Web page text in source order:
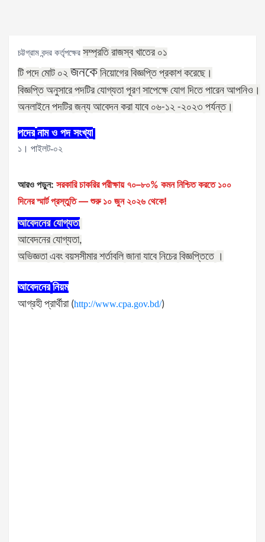
চট্টগ্রাম বন্দর কর্তৃপক্ষের সম্প্রতি রাজস্ব খাতের ০১
টি পদে মোট ০২ জনকে নিয়োগের বিজ্ঞপ্তি প্রকাশ করেছে।
বিজ্ঞপ্তি অনুসারে পদটির যোগ্যতা পূরণ সাপেক্ষে যোগ দিতে পারেন আপনিও।
অনলাইনে পদটির জন্য আবেদন করা যাবে ০৬-১২ -২০২৩ পর্যন্ত।
পদের নাম ও পদ সংখ্যা
১। পাইলট-০২
আরও পড়ুন: সরকারি চাকরির পরীক্ষায় ৭০–৮০% কমন নিশ্চিত করতে ১০০
দিনের স্মার্ট প্রস্তুতি — শুরু ১০ জুন ২০২৬ থেকে!
আবেদনের যোগ্যতা
আবেদনের যোগ্যতা,
অভিজ্ঞতা এবং বয়সসীমার শর্তাবলি জানা যাবে নিচের বিজ্ঞপ্তিতে ।
আবেদনের নিয়ম
আগ্রহী প্রার্থীরা(http://www.cpa.gov.bd/)